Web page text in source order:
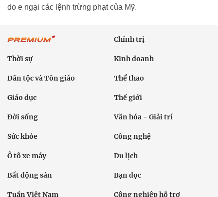
do e ngại các lệnh trừng phạt của Mỹ.
Chính trị
Thời sự Kinh doanh
Dân tộc và Tôn giáo Thể thao
Giáo dục Thế giới
Đời sống Văn hóa - Giải trí
Sức khỏe Công nghệ
Ô tô xe máy Du lịch
Bất động sản Bạn đọc
Tuần Việt Nam Công nghiệp hỗ trợ